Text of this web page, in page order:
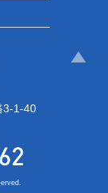
3-1-40